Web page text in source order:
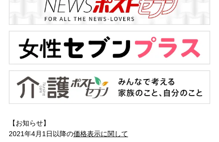
【お知らせ】
2021年4月1日以降の価格表示に関して